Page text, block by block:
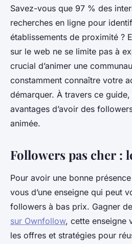
Followers pas
pour la réussite
business
berthe• 8 mai 2024•2 min de
Savez-vous que 97 % des
recherches en ligne pour
établissements de proximité ?
sur le web ne se limite pas à
crucial d’animer une
constamment connaître votre
démarquer. À travers ce
avantages d’avoir des
animée.
Followers pas cher :
Pour avoir une bonne
vous d’une enseigne qui peut
followers à bas prix. Gagner
sur Ownfollow, cette enseigne
les offres et stratégies pour